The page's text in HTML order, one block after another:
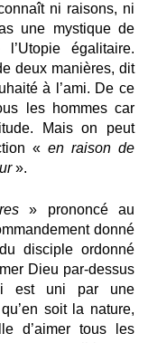
ni raisons, ni
une mystique de
égalitaire.
deux manières, dit
à l’ami. De ce
les hommes car
Mais on peut
«en raison de
».
» prononcé au
donné
disciple ordonné
Dieu par-dessus
est uni par une
soit la nature,
d’aimer tous les